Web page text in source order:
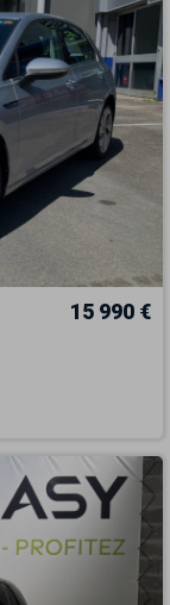
15 990 €